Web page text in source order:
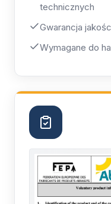
technicznych
Gwarancja
Wymagane do